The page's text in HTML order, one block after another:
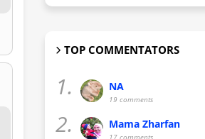
TOP COMMENTATORS
1. NA
19 comments
2. Mama Zharfan
17 comments